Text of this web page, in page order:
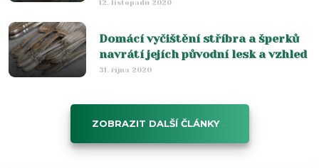
12. listopadu 2020
Domácí vyčištění stříbra a šperků
navrátí jejích původní lesk a vzhled
31. října 2020
ZOBRAZIT DALŠÍ ČLÁNKY